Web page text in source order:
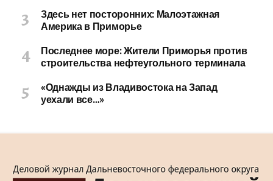
Здесь нет посторонних: Малоэтажная
Америка в Приморье
Последнее море: Жители Приморья против
строительства нефтеугольного терминала
«Однажды из Владивостока на Запад
уехали все…»